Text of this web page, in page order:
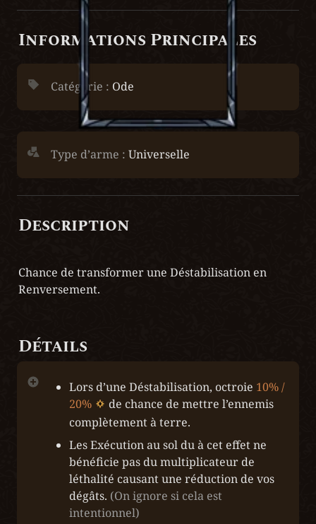
Informations Principales
Catégorie : Ode
Type d’arme : Universelle
Description
Chance de transformer une Déstabilisation en
Renversement.
Détails
Lors d’une Déstabilisation, octroie 10% /
20%
de chance de mettre l’ennemis
complètement à terre.
Les Exécution au sol du à cet effet ne
bénéficie pas du multiplicateur de
léthalité causant une réduction de vos
dégâts. (On ignore si cela est
intentionnel)